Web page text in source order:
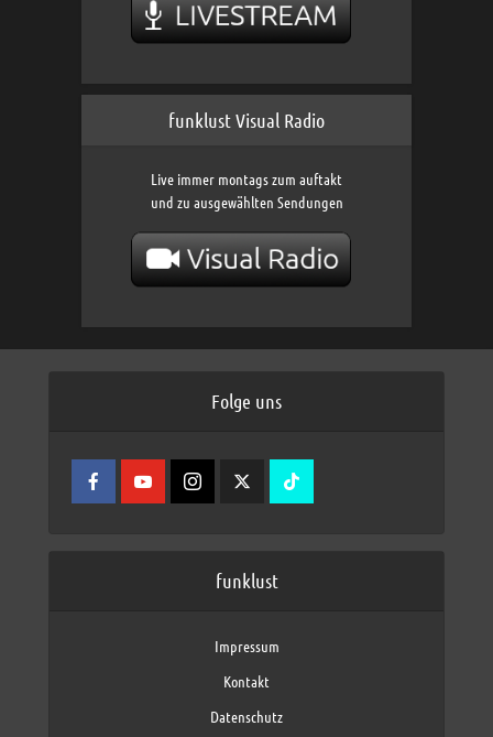
funklust Visual Radio
Live immer montags zum auftakt
und zu ausgewählten Sendungen
Folge uns
funklust
Impressum
Kontakt
Datenschutz